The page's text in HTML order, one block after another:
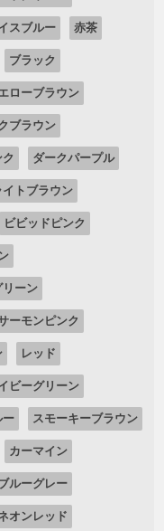
スブルー 赤茶
ブラック
ローブラウン
ブラウン
ダークパープル
トブラウン
ビビッドピンク
リーン
ーモンピンク
レッド
ビーグリーン
ー スモーキーブラウン
カーマイン
ルーグレー
オンレッド